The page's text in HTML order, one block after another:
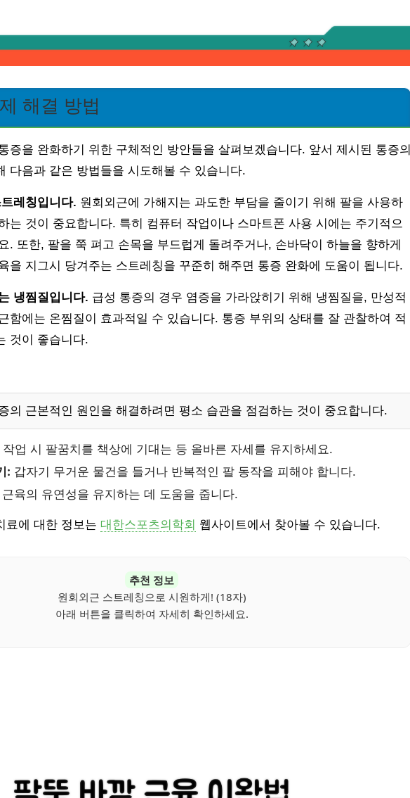
해결 방법
증을 완화하기 위한 구체적인 방안들을 살펴보겠습니다. 앞서 제시된 통증의
다음과 같은 방법들을 시도해볼 수 있습니다.
레칭입니다. 원회외근에 가해지는 과도한 부담을 줄이기 위해 팔을 사용하
는 것이 중요합니다. 특히 컴퓨터 작업이나 스마트폰 사용 시에는 주기적으
. 또한, 팔을 쭉 펴고 손목을 부드럽게 돌려주거나, 손바닥이 하늘을 향하게
을 지그시 당겨주는 스트레칭을 꾸준히 해주면 통증 완화에 도움이 됩니다.
냉찜질입니다. 급성 통증의 경우 염증을 가라앉히기 위해 냉찜질을, 만성적
함에는 온찜질이 효과적일 수 있습니다. 통증 부위의 상태를 잘 관찰하여 적
것이 좋습니다.
의 근본적인 원인을 해결하려면 평소 습관을 점검하는 것이 중요합니다.
작업 시 팔꿈치를 책상에 기대는 등 올바른 자세를 유지하세요.
: 갑자기 무거운 물건을 들거나 반복적인 팔 동작을 피해야 합니다.
근육의 유연성을 유지하는 데 도움을 줍니다.
료에 대한 정보는 대한스포츠의학회 웹사이트에서 찾아볼 수 있습니다.
추천 정보
원회외근 스트레칭으로 시원하게! (18자)
아래 버튼을 클릭하여 자세히 확인하세요.